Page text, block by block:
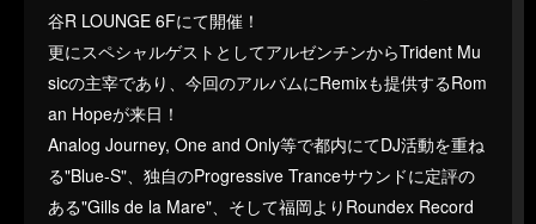
谷R LOUNGE 6Fにて開催！
更にスペシャルゲストとしてアルゼンチンからTrident Mu
sicの主宰であり、今回のアルバムにRemixも提供するRom
an Hopeが来日！
Analog Journey, One and Only等で都内にてDJ活動を重ね
る"Blue-S"、独自のProgressive Tranceサウンドに定評の
ある"Gills de la Mare"、そして福岡よりRoundex Record